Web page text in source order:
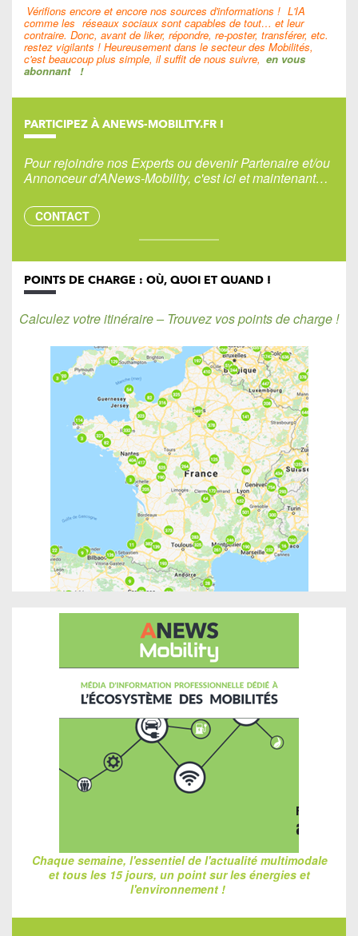
Vérifions encore et encore nos sources d'informations ! L'IA
comme les réseaux sociaux sont capables de tout… et leur
contraire. Donc, avant de liker, répondre, re-poster, transférer, etc.
restez vigilants ! Heureusement dans le secteur des Mobilités,
c'est beaucoup plus simple, il suffit de nous suivre, en vous
abonnant !
PARTICIPEZ À ANEWS-MOBILITY.FR !
Pour rejoindre nos Experts ou devenir Partenaire et/ou
Annonceur d'ANews-Mobility, c'est ici et maintenant…
CONTACT
POINTS DE CHARGE : OÙ, QUOI ET QUAND !
Calculez votre itinéraire – Trouvez vos points de charge !
Chaque semaine, l'essentiel de l'actualité multimodale
et tous les 15 jours, un point sur les énergies et
l'environnement !